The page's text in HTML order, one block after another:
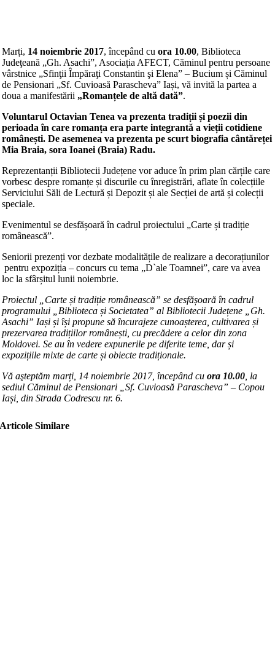
Marți, 14 noiembrie 2017, începând cu ora 10.00, Biblioteca
Judeţeană „Gh. Asachi”, Asociația AFECT, Căminul pentru persoane
vârstnice „Sfinţii Împăraţi Constantin şi Elena” – Bucium și Căminul
de Pensionari „Sf. Cuvioasă Parascheva” Iași, vă invită la partea a
doua a manifestării „Romanțele de altă dată”.
Voluntarul Octavian Tenea va prezenta tradiții și poezii din
perioada în care romanța era parte integrantă a vieții cotidiene
românești. De asemenea va prezenta pe scurt biografia cântăreței
Mia Braia, sora Ioanei (Braia) Radu.
Reprezentanții Bibliotecii Județene vor aduce în prim plan cărțile care
vorbesc despre romanțe și discurile cu înregistrări, aflate în colecțiile
Serviciului Săli de Lectură și Depozit și ale Secției de artă și colecții
speciale.
Evenimentul se desfășoară în cadrul proiectului „Carte și tradiție
românească”.
Seniorii prezenți vor dezbate modalitățile de realizare a decorațiunilor
pentru expoziția – concurs cu tema „D`ale Toamnei”, care va avea
loc la sfârșitul lunii noiembrie.
Proiectul „Carte și tradiție românească” se desfășoară în cadrul
programului „Biblioteca și Societatea” al Bibliotecii Județene „Gh.
Asachi” Iași și își propune să încurajeze cunoașterea, cultivarea și
prezervarea tradițiilor românești, cu precădere a celor din zona
Moldovei. Se au în vedere expunerile pe diferite teme, dar și
expozițiile mixte de carte și obiecte tradiționale.
Vă aşteptăm marți, 14 noiembrie 2017, începând cu ora 10.00 , la
sediul Căminul de Pensionari „Sf. Cuvioasă Parascheva” – Copou
Iași , din Strada Codrescu nr. 6.
Articole Similare